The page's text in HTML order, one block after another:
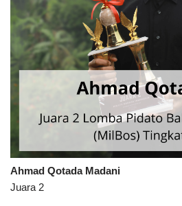
Ahmad Qotada Madani
Juara 2